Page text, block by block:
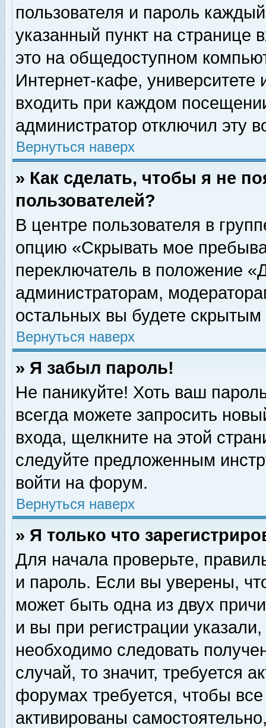
пользователя и пароль
указанный пункт на
это на общедоступном
Интернет-кафе, университете
входить при каждом
администратор отключил эту
Вернуться наверх
» Как сделать, чтобы я не
пользователей?
В центре пользователя в
опцию «Скрывать мое
переключатель в положение
администраторам,
остальных вы будете скрытым
Вернуться наверх
» Я забыл пароль!
Не паникуйте! Хоть ваш
всегда можете запросить
входа, щелкните на этой
следуйте предложенным
войти на форум.
Вернуться наверх
» Я только что
Для начала проверьте,
и пароль. Если вы уверены,
может быть одна из двух
и вы при регистрации
необходимо следовать
случай, то значит, требуется
форумах требуется, чтобы
активированы